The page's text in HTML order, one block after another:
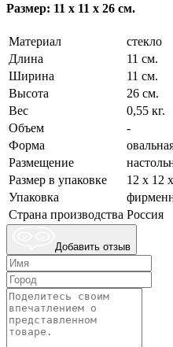
Размер: 11 х 11 х 26 см.
Материал
стекло
Длина
11 см.
Ширина
11 см.
Высота
26 см.
Вес
0,55 кг.
Объем
-
Форма
Размещение
Размер в упаковке
12 х 12
Упаковка
Страна производства Россия
Добавить отзыв